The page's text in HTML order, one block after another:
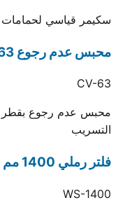
سكيمر قياسي لحمامات
محبس عدم رجوع 63 مم
CV-63
التسريب
فلتر رملي 1400 مم (جانبي)
WS-1400